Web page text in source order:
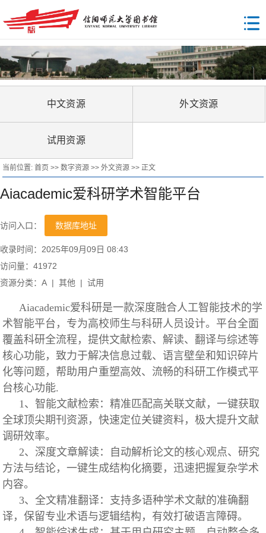
中文资源 外文资源
试用资源
当前位置:首页 >>数字资源 >>外文资源 >> 正文
Aiacademic爱科研学术智能平台
访问入口： 数据库地址
收录时间：2025年09月09日 08:43
访问量： 41972
资源分类：A | 其他 | 试用
Aiacademic爱科研是一款深度融合人工智能技术的学
术智能平台，专为高校师生与科研人员设计。平台全面
覆盖科研全流程，提供文献检索、解读、翻译与综述等
核心功能，致力于解决信息过载、语言壁垒和知识碎片
化等问题，帮助用户重塑高效、流畅的科研工作模式平
台核心功能.
1、智能文献检索：精准匹配高关联文献，一键获取
全球顶尖期刊资源，快速定位关键资料，极大提升文献
调研效率。
2、深度文章解读：自动解析论文的核心观点、研究
方法与结论，一键生成结构化摘要，迅速把握复杂学术
内容。
3、全文精准翻译：支持多语种学术文献的准确翻
译，保留专业术语与逻辑结构，有效打破语言障碍。